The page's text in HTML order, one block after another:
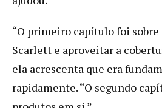
“O primeiro capítulo foi
Scarlett e aproveitar a
ela acrescenta que era
rapidamente. “O segundo